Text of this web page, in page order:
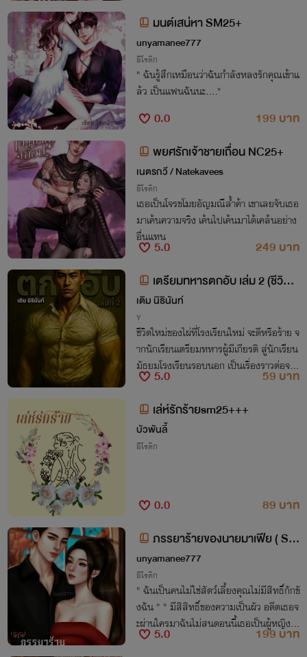
มนต์เสน่หา SM25+
unyamanee777
อีโรติก
" ฉันรู้สึกเหมือนว่าฉันกำลังหลงรักคุณเข้าแ
ล้ว เป็นแฟนฉันนะ...."
0.0
199 บาท
พยศรักเจ้าชายเถื่อน NC25+
เนตรกวี / Natekavees
อีโรติก
เธอเป็นโจรขโมยอัญมณีล้ำค้า เขาเลยจับเธอ
มาเค้นความจริง เค้นไปเค้นมาได้เคล้นอย่าง
อื่นแทน
5.0
249 บาท
เตรียมทหารตกอับ เล่ม 2 (ชีวิตที่
โรงเรียนใหม่)
เติม นิธินันท์
Y
ชีวิตใหม่ของไผ่ที่โรงเรียนใหม่ จะดีหรือร้าย จ
ากนักเรียนเตรียมทหารผู้มีเกียรติ สู่นักเรียน
มัธยมโรงเรียนรอบนอก เป็นเรื่องราวต่อจาก
เล่มหนึ่ง
5.0
59 บาท
เล่ห์รักร้ายsm25+++
บัวพันลี้
อีโรติก
0.0
89 บาท
ภรรยาร้ายของนายมาเฟีย ( SM
25+ )
unyamanee777
อีโรติก
" ฉันเป็นคนไม่ใช่สัตว์เลี้ยงคุณไม่มีสิทธิ์กักขั
งฉัน " " มีสิสิทธิ์ของความเป็นผัว อดีตเธอจ
ะผ่านใครมาฉันไม่สนตอนนี้เธอเป็นผู้หญิงข
องฉันแล้วห้ามให้ผู้ชายคนไหนแตะต้องตัวเธ
5.0
199 บาท